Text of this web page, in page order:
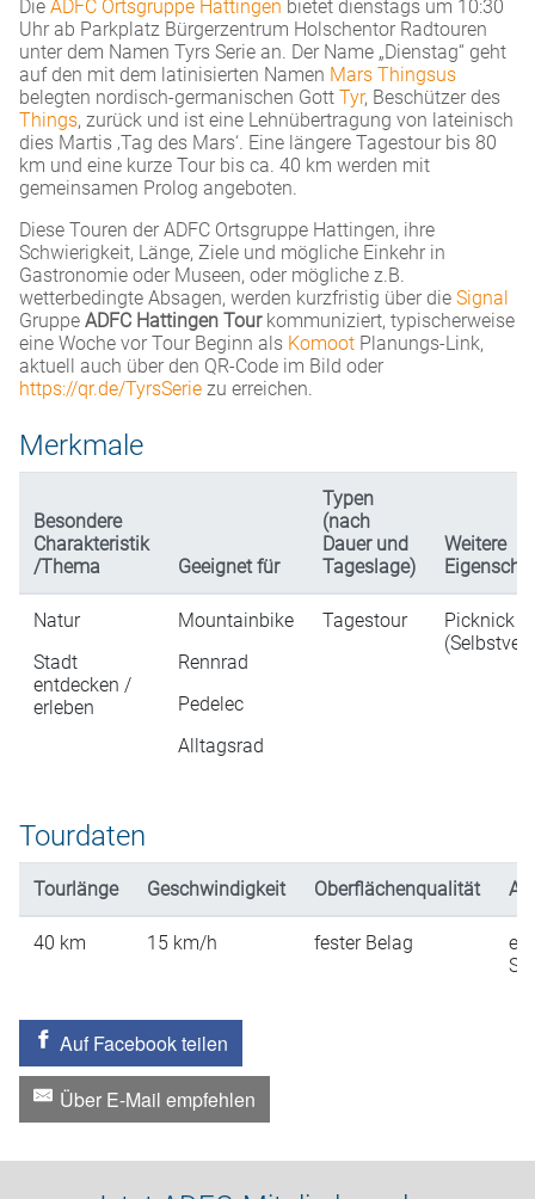
Die ADFC Ortsgruppe Hattingen bietet dienstags um 10:30
Uhr ab Parkplatz Bürgerzentrum Holschentor Radtouren
unter dem Namen Tyrs Serie an. Der Name „Dienstag“ geht
auf den mit dem latinisierten Namen Mars Thingsus
belegten nordisch-germanischen Gott Tyr, Beschützer des
Things, zurück und ist eine Lehnübertragung von lateinisch
dies Martis ‚Tag des Mars‘. Eine längere Tagestour bis 80
km und eine kurze Tour bis ca. 40 km werden mit
gemeinsamen Prolog angeboten.
Diese Touren der ADFC Ortsgruppe Hattingen, ihre
Schwierigkeit, Länge, Ziele und mögliche Einkehr in
Gastronomie oder Museen, oder mögliche z.B.
wetterbedingte Absagen, werden kurzfristig über die Signal
Gruppe ADFC Hattingen Tourkommuniziert, typischerweise
eine Woche vor Tour Beginn als Komoot Planungs-Link,
aktuell auch über den QR-Code im Bild oder
https://qr.de/TyrsSerie zu erreichen.
Merkmale
Besondere
Charakteristik
/Thema
Geeignet für
Typen
(nach
Dauer und
Tageslage)
Weitere
Natur
Stadt
entdecken /
erleben
Mountainbike
Rennrad
Pedelec
Alltagsrad
Tagestour
Picknick
Tourdaten
Tourlänge Geschwindigkeit Oberflächenqualität
40 km 15 km/h fester Belag
Auf Facebook teilen
Über E-Mail empfehlen